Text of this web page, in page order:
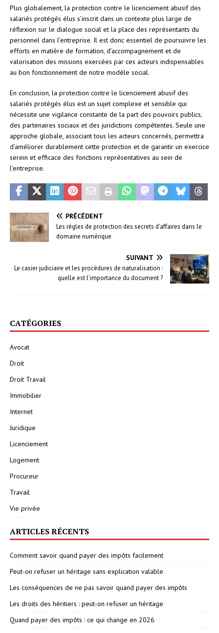
Plus globalement, la protection contre le licenciement abusif des
salariés protégés élus s’inscrit dans un contexte plus large de
réflexion sur le dialogue social et la place des représentants du
personnel dans l’entreprise. Il est donc essentiel de poursuivre les
efforts en matière de formation, d’accompagnement et de
valorisation des missions exercées par ces acteurs indispensables
au bon fonctionnement de notre modèle social.
En conclusion, la protection contre le licenciement abusif des
salariés protégés élus est un sujet complexe et sensible qui
nécessite une vigilance constante de la part des pouvoirs publics,
des partenaires sociaux et des juridictions compétentes. Seule une
approche globale, associant tous les acteurs concernés, permettra
d’améliorer durablement cette protection et de garantir un exercice
serein et efficace des fonctions représentatives au sein de
l’entreprise.
PRÉCÉDENT
Les règles de protection des secrets d’affaires dans le
domaine numérique
SUIVANT
Le casier judiciaire et les procédures de naturalisation :
quelle est l’importance du document ?
CATÉGORIES
Avocat
Droit
Droit Travail
Immobilier
Internet
Juridique
Licenciement
Logement
Procureur
Travail
Vie privée
ARTICLES RÉCENTS
Comment savoir quand payer des impôts facilement
Peut-on refuser un héritage sans explication valable
Les conséquences de ne pas savoir quand payer des impôts
Les droits des héritiers : peut-on refuser un héritage
Quand payer des impôts : ce qui change en 2026